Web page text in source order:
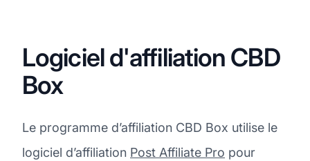
Logiciel d'affiliation CBD
Box
Le programme d’affiliation CBD Box utilise le
logiciel d’affiliation Post Affiliate Pro pour